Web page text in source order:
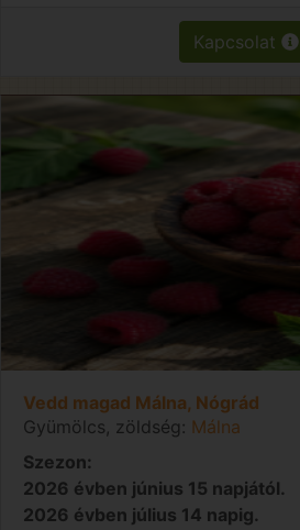
Kapcsolat
Vedd magad Málna, Nógrád
Gyümölcs, zöldség: Málna
Szezon:
2026 évben június 15 napjától.
2026 évben július 14 napig.